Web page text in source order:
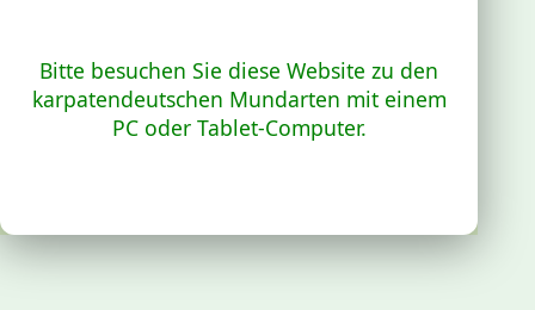
Bitte besuchen Sie diese Website zu den
karpatendeutschen Mundarten mit einem
PC oder Tablet-Computer.